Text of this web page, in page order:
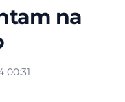
na
00:31